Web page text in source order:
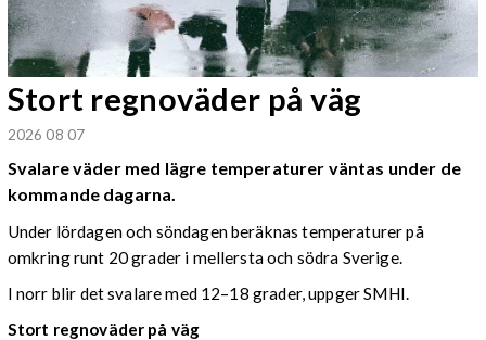
Stort regnoväder på väg
2026 08 07
Svalare väder med lägre temperaturer väntas under de
kommande dagarna.
Under lördagen och söndagen beräknas temperaturer på
omkring runt 20 grader i mellersta och södra Sverige.
I norr blir det svalare med 12–18 grader, uppger SMHI.
Stort regnoväder på väg